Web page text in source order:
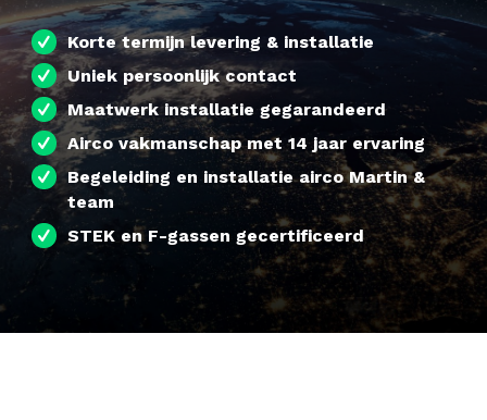
Korte termijn levering & installatie
Uniek persoonlijk contact
Maatwerk installatie gegarandeerd
Airco vakmanschap met 14 jaar ervaring
Begeleiding en installatie airco Martin &
team
STEK en F-gassen gecertificeerd